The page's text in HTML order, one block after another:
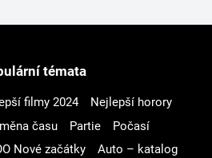
témata
filmy 2024
Nejlepší horory
času Partie
Počasí
Nové začátky
Auto – katalog